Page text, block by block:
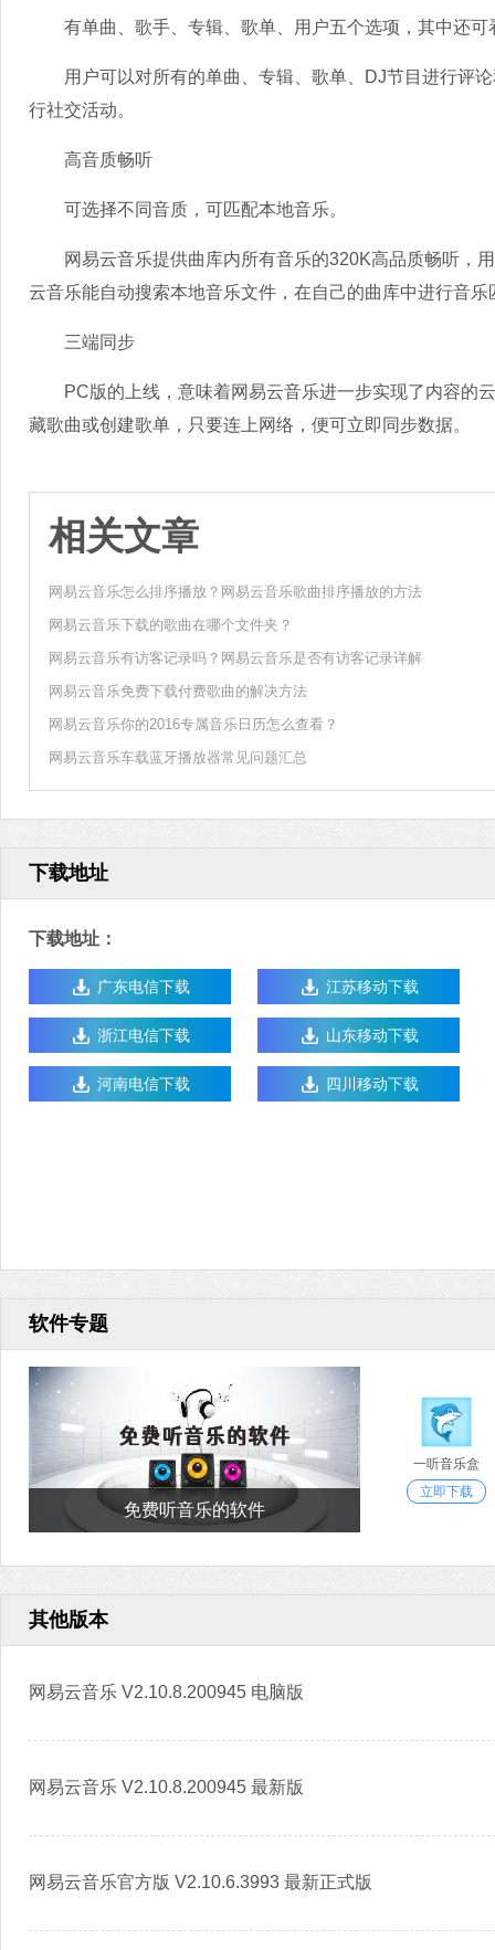
有单曲、歌手、专辑、歌单、用户五个选项，其中还可
用户可以对所有的单曲、专辑、歌单、DJ节目进行评论
行社交活动。
高音质畅听
可选择不同音质，可匹配本地音乐。
网易云音乐提供曲库内所有音乐的320K高品质畅听，用
云音乐能自动搜索本地音乐文件，在自己的曲库中进行音
三端同步
PC版的上线，意味着网易云音乐进一步实现了内容的
藏歌曲或创建歌单，只要连上网络，便可立即同步数据。
相关文章
网易云音乐怎么排序播放？网易云音乐歌曲排序播放的方法
网易云音乐下载的歌曲在哪个文件夹？
网易云音乐有访客记录吗？网易云音乐是否有访客记录详解
网易云音乐免费下载付费歌曲的解决方法
网易云音乐你的2016专属音乐日历怎么查看？
网易云音乐车载蓝牙播放器常见问题汇总
下载地址
下载地址：
广东电信下载 江苏移动下载
浙江电信下载 山东移动下载
河南电信下载 四川移动下载
软件专题
免费听音乐的软件
一听音乐盒
立即下载
其他版本
网易云音乐 V2.10.8.200945 电脑版
网易云音乐 V2.10.8.200945 最新版
网易云音乐官方版 V2.10.6.3993 最新正式版